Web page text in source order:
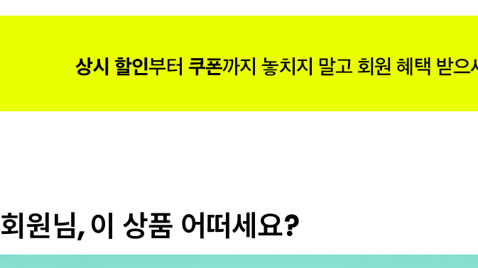
회원님, 이 상품 어떠세요?